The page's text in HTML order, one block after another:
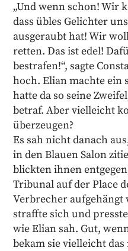
„Und wenn schon! Wir
dass übles Gelichter
ausgeraubt hat! Wir
retten. Das ist edel!
bestrafen!“, sagte
hoch. Elian machte ein
hatte da so seine
betraf. Aber vielleicht
überzeugen?
Es sah nicht danach
in den Blauen Salon
blickten ihnen
Tribunal auf der Place
Verbrecher aufgehängt
straffte sich und
wie Elian sah. Gut,
bekam sie vielleicht das